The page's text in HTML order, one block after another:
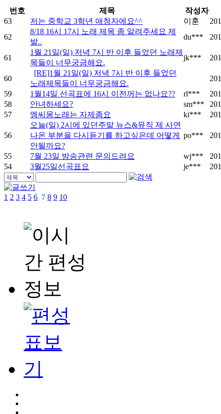
번호 제목
작성자
63
저는 중학교 3학년 애청자에요^^ 이훈
62
8/18 16시 17시 노래 제목 좀 알려주세요 제
발..
du***
61
1월 21일(일) 저녁 7시 반 이후 들었던 노래제
목들이 너무궁금해요.
jk***
60
[RE]1월 21일(일) 저녁 7시 반 이후 들었던
노래제목들이 너무궁금해요.
59
1월14일 선곡표에 16시 이전꺼는 없나요?? rl***
58
안녀하세요? sm***
57
엠씨몽노래는 자제좀요 ki***
56
오늘(일) 2시에 있던주말 뉴스&뮤직 제 사연
나온 부분을 다시듣기를 하고싶은데 어떻게
안될까요?
po***
55 7월 23일 방송관련 문의드려요 wj***
54
3월25일선곡표요 je***
1 2 3 4 5 6 7 8 9 10